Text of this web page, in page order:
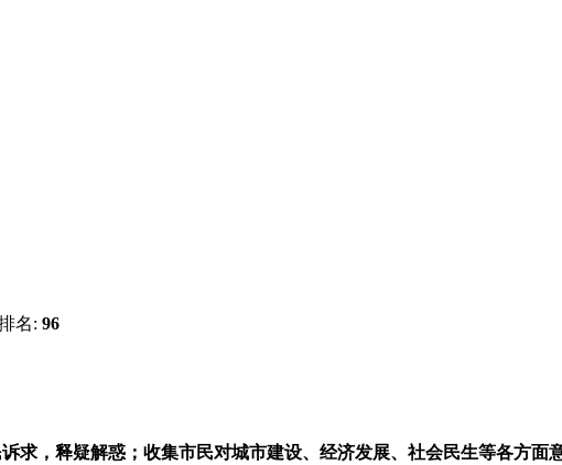
名: 96
求，释疑解惑；收集市民对城市建设、经济发展、社会民生等各方面